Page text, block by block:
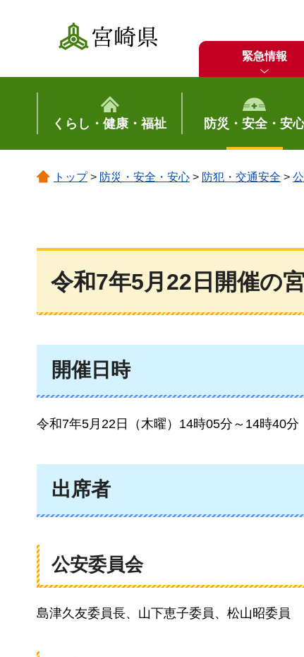
宮崎県
緊急情報
くらし・健康・福祉 防災・安全・安
トップ> 防災・安全・安心 > 防犯・交通安全 >
令和7年5月22日開催の
開催日時
令和7年5月22日（木曜）14時05分～14時40分
出席者
公安委員会
島津久友委員長、山下恵子委員、松山昭委員